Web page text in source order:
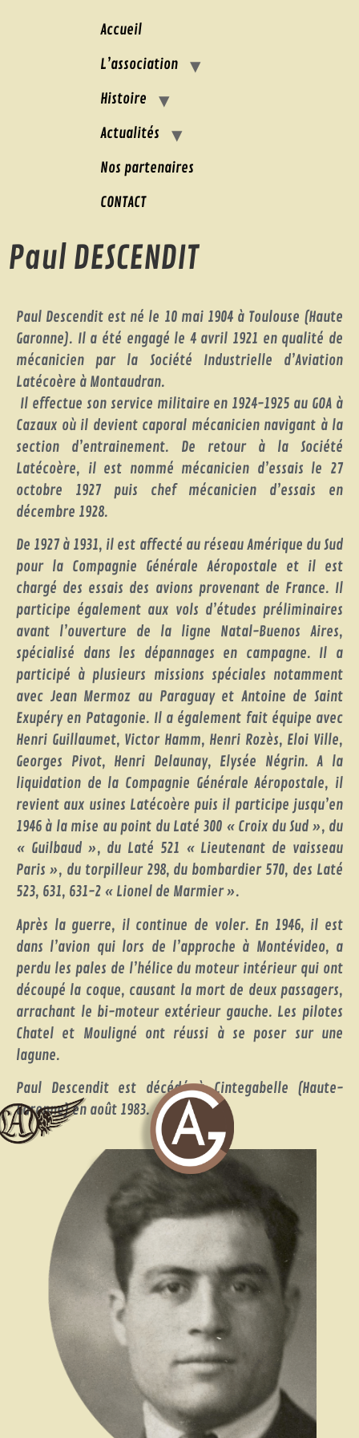
Accueil
L’association
Histoire
Actualités
Nos partenaires
CONTACT
Paul DESCENDIT
Paul Descendit est né le 10 mai 1904 à Toulouse (Haute
Garonne). Il a été engagé le 4 avril 1921 en qualité de
mécanicien par la Société Industrielle d’Aviation
Latécoère à Montaudran.
Il effectue son service militaire en 1924-1925 au GOA à
Cazaux où il devient caporal mécanicien navigant à la
section d’entrainement. De retour à la Société
Latécoère, il est nommé mécanicien d’essais le 27
octobre 1927 puis chef mécanicien d’essais en
décembre 1928.
De 1927 à 1931, il est affecté au réseau Amérique du Sud
pour la Compagnie Générale Aéropostale et il est
chargé des essais des avions provenant de France. Il
participe également aux vols d’études préliminaires
avant l’ouverture de la ligne Natal-Buenos Aires,
spécialisé dans les dépannages en campagne. Il a
participé à plusieurs missions spéciales notamment
avec Jean Mermoz au Paraguay et Antoine de Saint
Exupéry en Patagonie. Il a également fait équipe avec
Henri Guillaumet, Victor Hamm, Henri Rozès, Eloi Ville,
Georges Pivot, Henri Delaunay, Elysée Négrin. A la
liquidation de la Compagnie Générale Aéropostale, il
revient aux usines Latécoère puis il participe jusqu’en
1946 à la mise au point du Laté 300 « Croix du Sud », du
« Guilbaud », du Laté 521 « Lieutenant de vaisseau
Paris », du torpilleur 298, du bombardier 570, des Laté
523, 631, 631-2 « Lionel de Marmier ».
Après la guerre, il continue de voler. En 1946, il est
dans l’avion qui lors de l’approche à Montévideo, a
perdu les pales de l’hélice du moteur intérieur qui ont
découpé la coque, causant la mort de deux passagers,
arrachant le bi-moteur extérieur gauche. Les pilotes
Chatel et Mouligné ont réussi à se poser sur une
lagune.
Paul Descendit est décédé à Cintegabelle (Haute-
Garonne) en août 1983.